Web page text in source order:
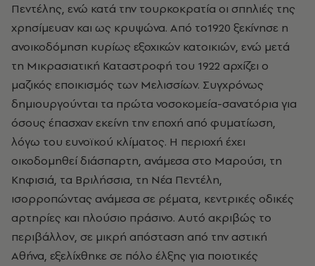
Πεντέλης, ενώ κατά την τουρκοκρατία οι σπηλιές της
χρησίμευαν και ως κρυψώνα. Από το1920 ξεκίνησε η
ανοικοδόμηση κυρίως εξοχικών κατοικιών, ενώ μετά
τη Μικρασιατική Καταστροφή του 1922 αρχίζει ο
μαζικός εποικισμός των Μελισσίων. Συγχρόνως
δημιουργούνται τα πρώτα νοσοκομεία-σανατόρια για
όσους έπασχαν εκείνη την εποχή από φυματίωση,
λόγω του ευνοϊκού κλίματος. Η περιοχή έχει
οικοδομηθεί διάσπαρτη, ανάμεσα στο Μαρούσι, τη
Κηφισιά, τα Βριλήσσια, τη Νέα Πεντέλη,
ισορροπώντας ανάμεσα σε ρέματα, κεντρικές οδικές
αρτηρίες και πλούσιο πράσινο. Αυτό ακριβώς το
περιβάλλον, σε μικρή απόσταση από την αστική
Αθήνα, εξελίχθηκε σε πόλο έλξης για ποιοτικές